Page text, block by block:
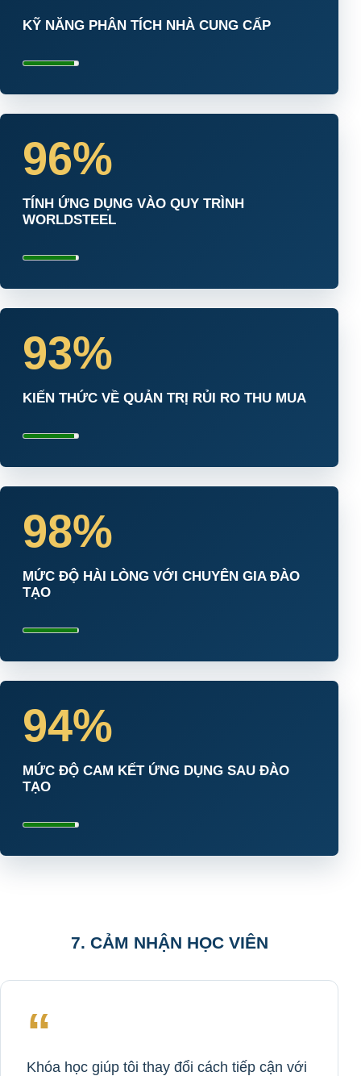
KỸ NĂNG PHÂN TÍCH NHÀ CUNG CẤP
96%
TÍNH ỨNG DỤNG VÀO QUY TRÌNH
WORLDSTEEL
93%
KIẾN THỨC VỀ QUẢN TRỊ RỦI RO THU MUA
98%
MỨC ĐỘ HÀI LÒNG VỚI CHUYÊN GIA ĐÀO
TẠO
94%
MỨC ĐỘ CAM KẾT ỨNG DỤNG SAU ĐÀO
TẠO
7. CẢM NHẬN HỌC VIÊN
“
Khóa học giúp tôi thay đổi cách tiếp cận với